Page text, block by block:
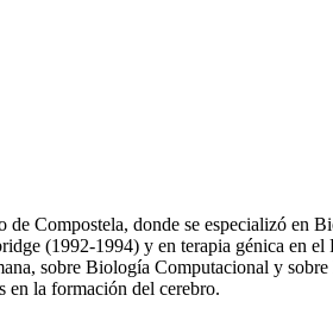
Compostela, donde se especializó
(1992-1994) y en terapia génica en
sobre Biología Computacional y
en la formación del cerebro.